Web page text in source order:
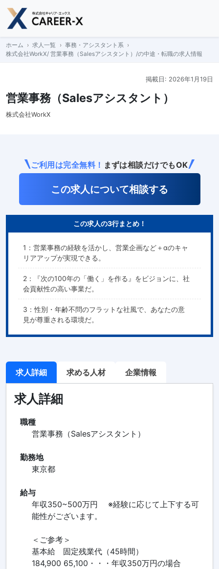
Skip
content
ホーム 求人一覧
事務・アシスタント系
株式会社WorkX/ 営業事務（Salesアシスタント）/の中途・転職の求人情報
掲載日: 2026年1月19日
営業事務（Salesアシスタント）
株式会社WorkX
ご利用は完全無料！ まずは相談だけでもOK
この求人について相談する
この求人の3行まとめ！
1：営業事務の経験を活かし、営業企画など＋αのキャ
リアアップが実現できる。
2：『次の100年の「働く」を作る』をビジョンに、社
会貢献性の高い事業だ。
3：性別・年齢不問のフラットな社風で、あなたの意
見が尊重される環境だ。
求人詳細 求める人材 企業情報
求人詳細
職種
営業事務（Salesアシスタント）
勤務地
東京都
給与
年収350~500万円 ※経験に応じて上下する可
能性がございます。
＜ご参考＞
基本給 固定残業代（45時間）
184,900 65,100・・・年収350万円の場合